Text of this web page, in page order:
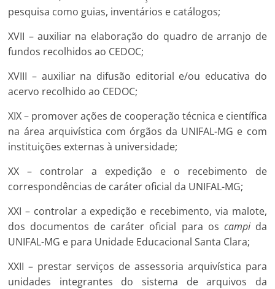
pesquisa como guias, inventários e catálogos;
XVII – auxiliar na elaboração do quadro de arranjo de
fundos recolhidos ao CEDOC;
XVIII – auxiliar na difusão editorial e/ou educativa do
acervo recolhido ao CEDOC;
XIX – promover ações de cooperação técnica e científica
na área arquivística com órgãos da UNIFAL-MG e com
instituições externas à universidade;
XX – controlar a expedição e o recebimento de
correspondências de caráter oficial da UNIFAL-MG;
XXI – controlar a expedição e recebimento, via malote,
dos documentos de caráter oficial para os campida
UNIFAL-MG e para Unidade Educacional Santa Clara;
XXII – prestar serviços de assessoria arquivística para
unidades integrantes do sistema de arquivos da